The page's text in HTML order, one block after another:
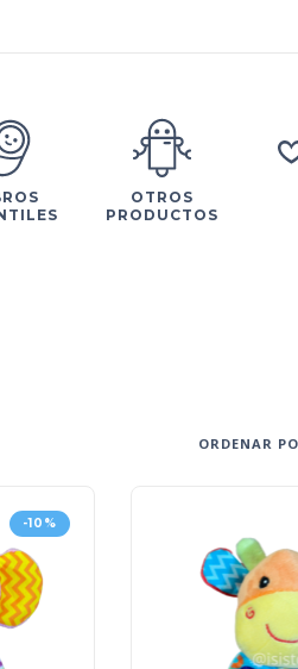
OTROS
PRODUCTOS
ORDENAR
-10%